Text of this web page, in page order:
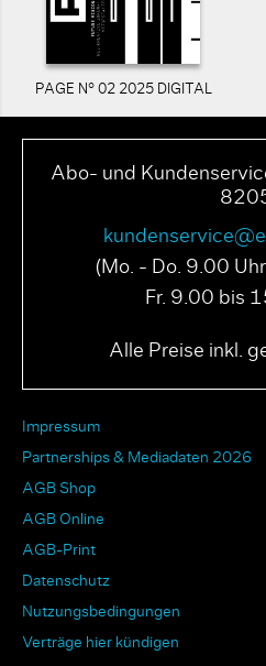
PAGE N° 02 2025 DIGITAL
Abo- und
(Mo. - Do. 9.00
Fr. 9.00 bis
Alle Preise inkl.
Impressum
Partnerships & Mediadaten 2026
AGB Shop
AGB Online
AGB-Print
Datenschutz
Nutzungsbedingungen
Verträge hier kündigen